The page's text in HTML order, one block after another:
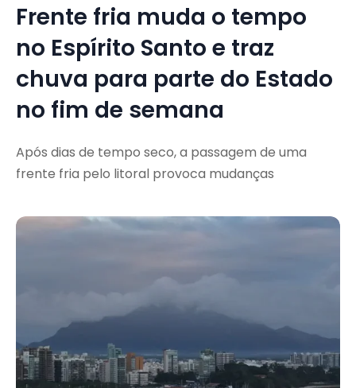
Frente fria muda o tempo
no Espírito Santo e traz
chuva para parte do Estado
no fim de semana
Após dias de tempo seco, a passagem de uma
frente fria pelo litoral provoca mudanças